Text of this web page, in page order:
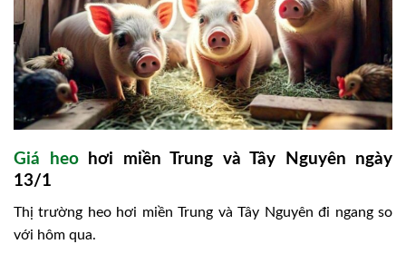
Giá heohơi miền Trung và Tây Nguyên ngày
13/1
Thị trường heo hơi miền Trung và Tây Nguyên đi ngang so
với hôm qua.